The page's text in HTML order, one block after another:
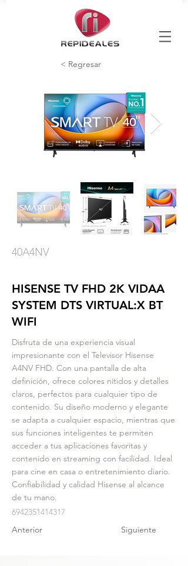
< Regresar
40A4NV
HISENSE TV FHD 2K VIDAA
SYSTEM DTS VIRTUAL:X BT
WIFI
Disfruta de una experiencia visual
impresionante con el Televisor Hisense
A4NV FHD. Con una pantalla de alta
definición, ofrece colores nítidos y detalles
claros, perfectos para cualquier tipo de
contenido. Su diseño moderno y elegante
se adapta a cualquier espacio, mientras que
sus funciones inteligentes te permiten
acceder a tus aplicaciones favoritas y
contenido en streaming con facilidad. Ideal
para cine en casa o entretenimiento diario.
Confiabilidad y calidad Hisense al alcance
de tu mano.
6942351414317
Anterior
Siguiente